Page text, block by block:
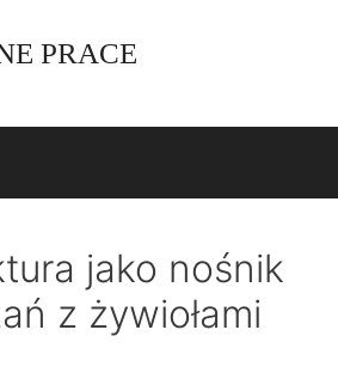
PRACE
jako nośnik
z żywiołami